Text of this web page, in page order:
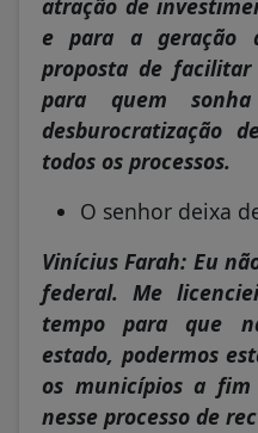
atração de
e para a geração
proposta de
para quem
desburocratização
todos os processos.
O senhor deixa
Vinícius Farah: Eu
federal. Me
tempo para que
estado, podermos
os municípios a
nesse processo de